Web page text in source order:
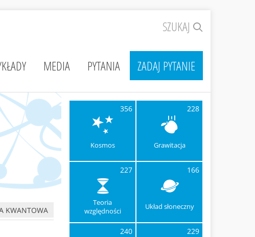
SZUKAJ
MEDIA PYTANIA ZADAJ PYTANIE
KWANTOWA
356
Kosmos
228
Grawitacja
227
Teoria
względności
166
Układ słoneczny
240 229